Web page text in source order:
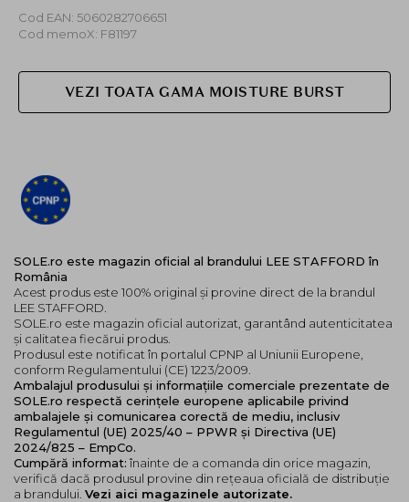
Cod EAN: 5060282706651
Cod memoX: F81197
VEZI TOATA GAMA MOISTURE BURST
SOLE.ro este magazin oficial al brandului LEE STAFFORD în
România
Acest produs este 100% original și provine direct de la brandul
LEE STAFFORD.
SOLE.ro este magazin oficial autorizat, garantând autenticitatea
și calitatea fiecărui produs.
Produsul este notificat în portalul CPNP al Uniunii Europene,
conform Regulamentului (CE) 1223/2009.
Ambalajul produsului și informațiile comerciale prezentate de
SOLE.ro respectă cerințele europene aplicabile privind
ambalajele și comunicarea corectă de mediu, inclusiv
Regulamentul (UE) 2025/40 – PPWR și Directiva (UE)
2024/825 – EmpCo.
Cumpără informat: înainte de a comanda din orice magazin,
verifică dacă produsul provine din rețeaua oficială de distribuție
a brandului. Vezi aici magazinele autorizate.